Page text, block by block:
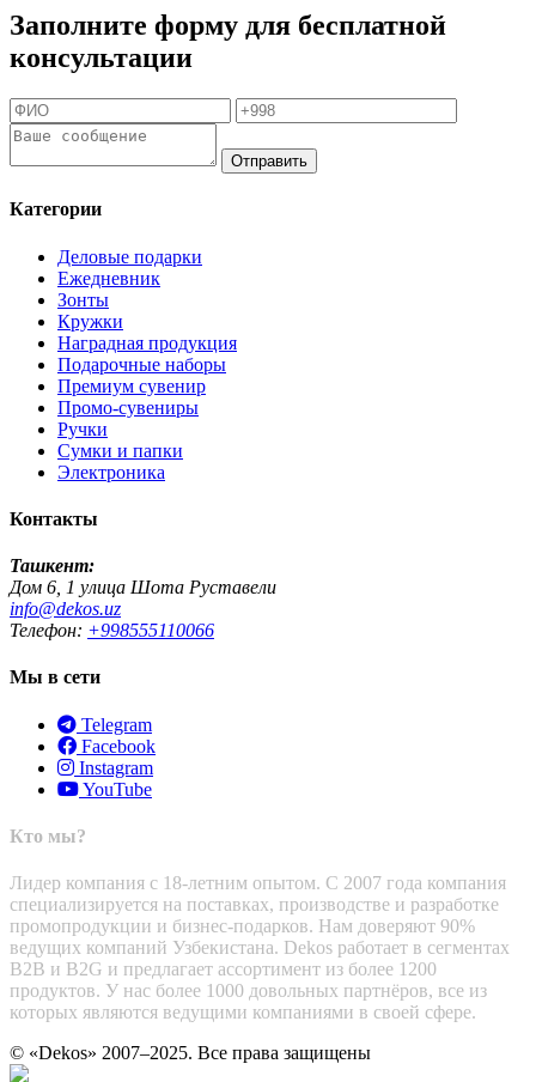
Заполните форму для бесплатной
консультации
Отправить
Категории
Деловые подарки
Ежедневник
Зонты
Кружки
Наградная продукция
Подарочные наборы
Премиум сувенир
Промо-сувениры
Ручки
Сумки и папки
Электроника
Контакты
Ташкент:
Дом 6, 1 улица Шота Руставели
info@dekos.uz
Телефон: +998555110066
Мы в сети
Telegram
Facebook
Instagram
YouTube
Кто мы?
Лидер компания с 18-летним опытом. С 2007 года компания
специализируется на поставках, производстве и разработке
промопродукции и бизнес-подарков. Нам доверяют 90%
ведущих компаний Узбекистана. Dekos работает в сегментах
B2B и B2G и предлагает ассортимент из более 1200
продуктов. У нас более 1000 довольных партнёров, все из
которых являются ведущими компаниями в своей сфере.
© «Dekos» 2007–2025. Все права защищены